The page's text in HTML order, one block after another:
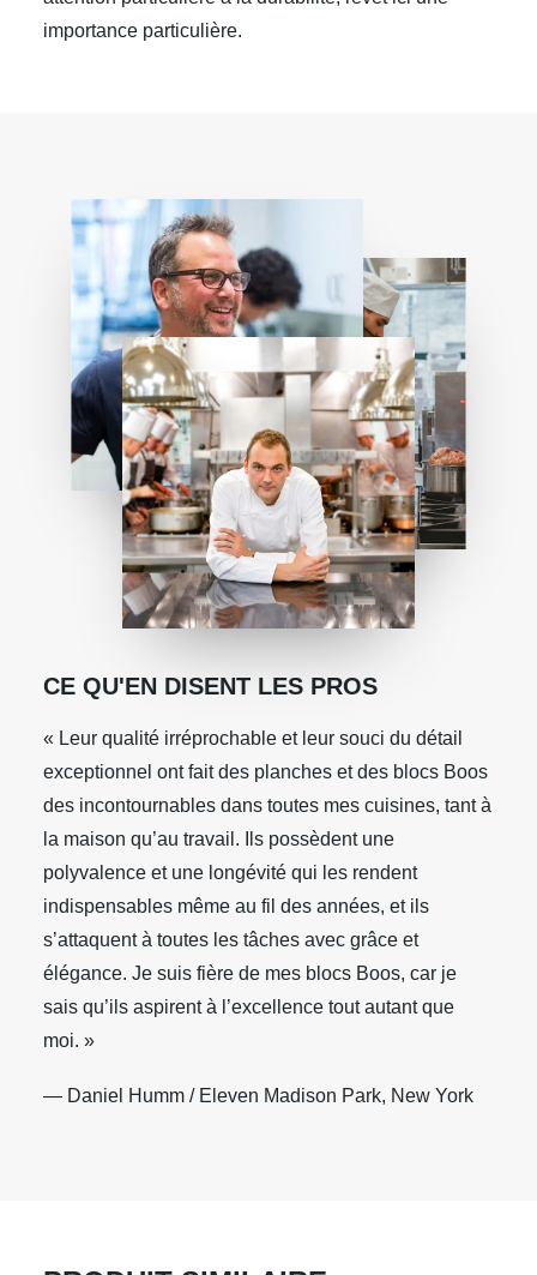
importance particulière.
CE QU'EN DISENT LES PROS
« Leur qualité irréprochable et leur souci du détail
exceptionnel ont fait des planches et des blocs Boos
des incontournables dans toutes mes cuisines, tant à
la maison qu’au travail. Ils possèdent une
polyvalence et une longévité qui les rendent
indispensables même au fil des années, et ils
s’attaquent à toutes les tâches avec grâce et
élégance. Je suis fière de mes blocs Boos, car je
sais qu’ils aspirent à l’excellence tout autant que
moi. »
— Daniel Humm / Eleven Madison Park, New York